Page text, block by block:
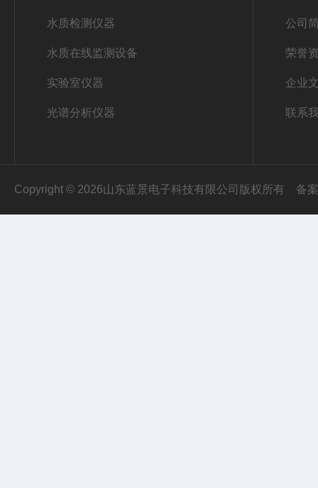
水质检测仪器
水质在线监测设备
实验室仪器
光谱分析仪器
公司
荣誉
企业
联系
Copyright © 2026山东蓝景电子科技有限公司版权所有 备